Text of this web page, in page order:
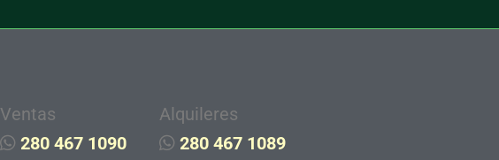
Ventas
280 467 1090
Alquileres
280 467 1089